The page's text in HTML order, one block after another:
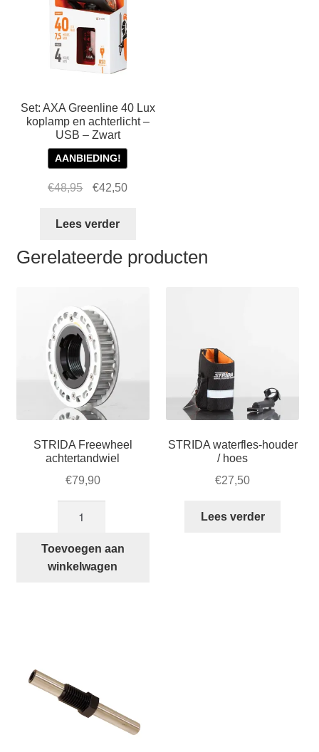
Set: AXA Greenline 40 Lux
koplamp en achterlicht –
USB – Zwart
AANBIEDING!
€48,95
Oorspronkelijke
was:
€42,50Huidige
Lees verder
Gerelateerde producten
STRIDA Freewheel
achtertandwiel
€79,90
achtertandwiel
aantal
Toevoegen aan
winkelwagen
STRIDA waterfles-houder
/ hoes
€27,50
Lees verder